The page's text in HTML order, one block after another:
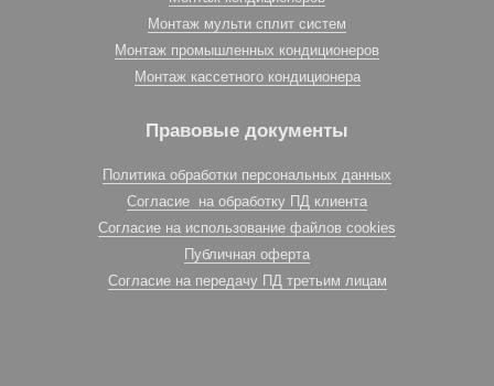
Монтаж мульти сплит систем
Монтаж промышленных кондиционеров
Монтаж кассетного кондиционера
Правовые документы
Политика обработки персональных данных
Согласие на обработку ПД клиента
Согласие на использование файлов cookies
Публичная оферта
Согласие на передачу ПД третьим лицам